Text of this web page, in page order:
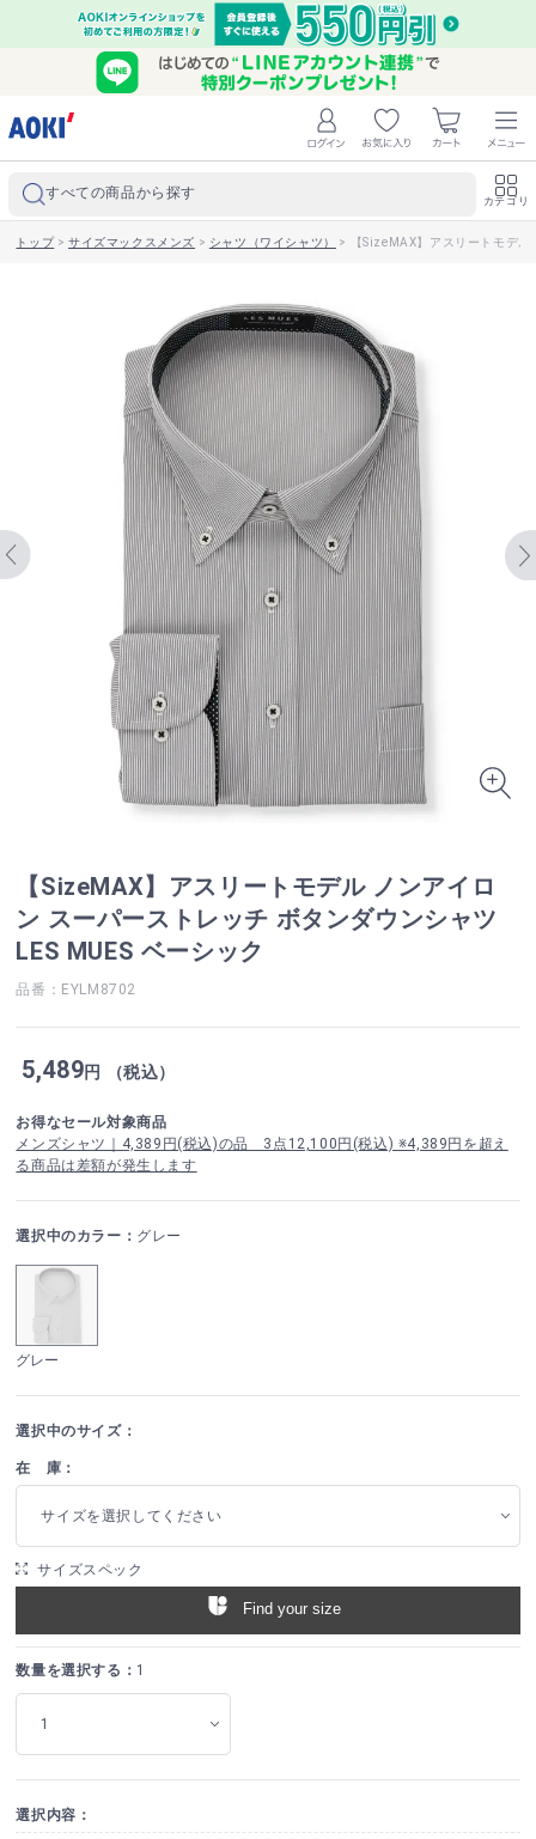
すべての商品から探す カテゴリ
トップ>サイズマックスメンズ > シャツ（ワイシャツ） > 【SizeMAX】アスリートモデ
【SizeMAX】アスリートモデル ノンアイロ
ン スーパーストレッチ ボタンダウンシャツ
LES MUES ベーシック
品番：EYLM8702
5,489円 （税込）
お得なセール対象商品
メンズシャツ｜4,389円(税込)の品 3点12,100円(税込) ※4,389円を超え
る商品は差額が発生します
選択中のカラー： グレー
グレー
選択中のサイズ：
在 庫：
サイズを選択してください
サイズスペック
Find your size
数量を選択する： 1
選択内容：